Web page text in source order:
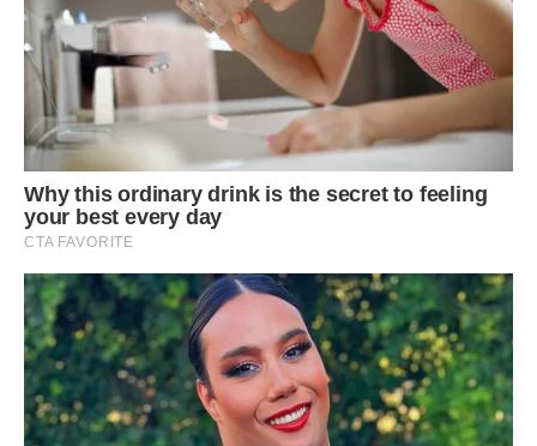
– Дві самотні жінки шукають пригод… Не смій нікуди йти! У
тебе є дитина!